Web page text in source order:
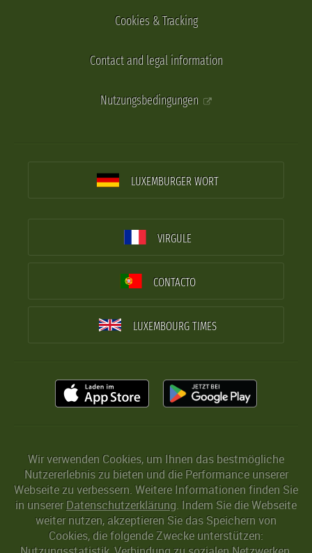
Cookies & Tracking
Contact and legal information
Nutzungsbedingungen
LUXEMBURGER WORT
VIRGULE
CONTACTO
LUXEMBOURG TIMES
Wir verwenden Cookies, um Ihnen das bestmögliche
Nutzererlebnis zu bieten und die Performance unserer
Webseite zu verbessern. Weitere Informationen finden Sie
in unserer Datenschutzerklärung. Indem Sie die Webseite
weiter nutzen, akzeptieren Sie das Speichern von
Cookies, die folgende Zwecke unterstützen: